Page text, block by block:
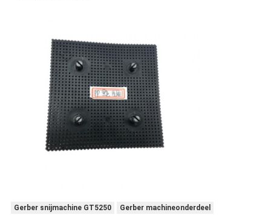
Gerber snijmachine GT5250
Gerber machineonderdeel